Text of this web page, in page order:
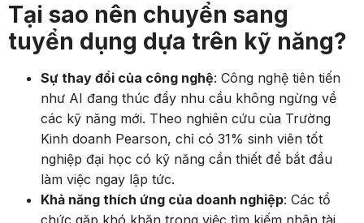
Tại sao nên chuyển sang
tuyển dụng dựa trên kỹ năng?
Sự thay đổi của công nghệ: Công nghệ tiên tiến
như AI đang thúc đẩy nhu cầu không ngừng về
các kỹ năng mới. Theo nghiên cứu của Trường
Kinh doanh Pearson, chỉ có 31% sinh viên tốt
nghiệp đại học có kỹ năng cần thiết để bắt đầu
làm việc ngay lập tức.
Khả năng thích ứng của doanh nghiệp: Các tổ